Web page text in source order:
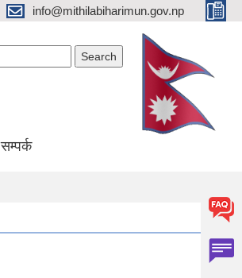
info@mithilabiharimun.gov.np
सम्पर्क